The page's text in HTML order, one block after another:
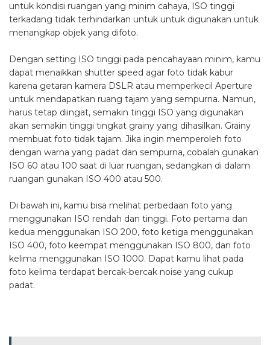
untuk kondisi ruangan yang minim cahaya, ISO tinggi
terkadang tidak terhindarkan untuk untuk digunakan untuk
menangkap objek yang difoto.
Dengan setting ISO tinggi pada pencahayaan minim, kamu
dapat menaikkan shutter speed agar foto tidak kabur
karena getaran kamera DSLR atau memperkecil Aperture
untuk mendapatkan ruang tajam yang sempurna. Namun,
harus tetap diingat, semakin tinggi ISO yang digunakan
akan semakin tinggi tingkat grainy yang dihasilkan. Grainy
membuat foto tidak tajam. Jika ingin memperoleh foto
dengan warna yang padat dan sempurna, cobalah gunakan
ISO 60 atau 100 saat di luar ruangan, sedangkan di dalam
ruangan gunakan ISO 400 atau 500.
Di bawah ini, kamu bisa melihat perbedaan foto yang
menggunakan ISO rendah dan tinggi. Foto pertama dan
kedua menggunakan ISO 200, foto ketiga menggunakan
ISO 400, foto keempat menggunakan ISO 800, dan foto
kelima menggunakan ISO 1000. Dapat kamu lihat pada
foto kelima terdapat bercak-bercak noise yang cukup
padat.